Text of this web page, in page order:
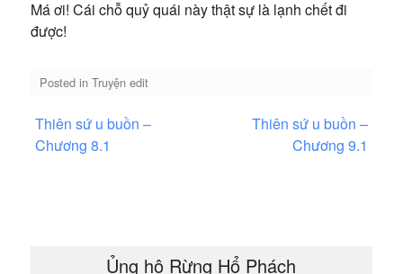
Má ơi! Cái chỗ quỷ quái này thật sự là lạnh chết đi
được!
Posted in Truyện edit
Điều
hướng
Thiên sứ u buồn –
Chương 8.1
Thiên sứ u buồn –
Chương 9.1
Ủng hộ Rừng Hổ Phách